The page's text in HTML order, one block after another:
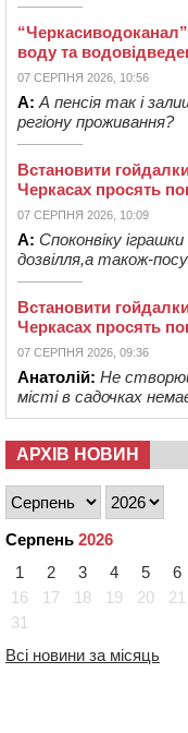
воду та
07 СЕРПНЯ 2026, 10:56
А: А пенсія так і
регіону проживання?
Встановити
Черкасах просять
07 СЕРПНЯ 2026, 10:09
А: Споконвіку
дозвілля,а також-
Встановити
Черкасах просять
07 СЕРПНЯ 2026, 09:36
Анатолій: Не
місті в садочках
АРХІВ НОВИН
Серпень 2026
1
2 3 4 5 6
16
17 18 19 20 21
31
Всі новини за місяць